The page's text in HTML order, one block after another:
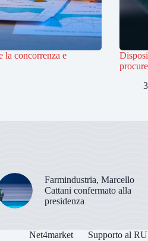
la concorrenza e
Farmindustria, Marcello
Cattani confermato alla
presidenza
Net4market Supporto al